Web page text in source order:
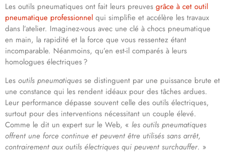
Les outils pneumatiques ont fait leurs preuves grâce à cet outil
pneumatique professionnel qui simplifie et accélère les travaux
dans l’atelier. Imaginez-vous avec une clé à chocs pneumatique
en main, la rapidité et la force que vous ressentez étant
incomparable. Néanmoins, qu’en est-il comparés à leurs
homologues électriques ?
Les outils pneumatiques se distinguent par une puissance brute et
une constance qui les rendent idéaux pour des tâches ardues.
Leur performance dépasse souvent celle des outils électriques,
surtout pour des interventions nécessitant un couple élevé.
Comme le dit un expert sur le Web, « les outils pneumatiques
offrent une force continue et peuvent être utilisés sans arrêt,
contrairement aux outils électriques qui peuvent surchauffer. »